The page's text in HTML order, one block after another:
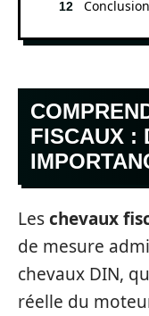
FISCAUX :
Leschevaux
de mesure
chevaux DIN,
réelle du